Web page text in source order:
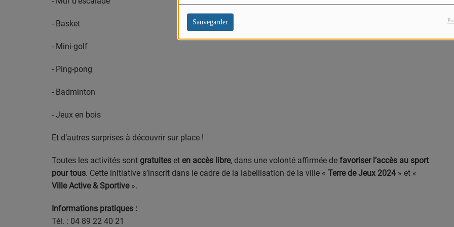
Sauvegarder
- Basket
- Mini-golf
- Ping-pong
- Badminton
- Jeux en bois
Et d’autres surprises à découvrir sur place !
Toutes les activités sont gratuites et en accès libre, dans une volonté affirmée de favoriser l’accès au sport
pour tous. Cette initiative s’inscrit dans le cadre de la labellisation de la ville « Terre de Jeux 2024» et «
Ville Active & Sportive».
Informations pratiques :
Tél. : 04 89 22 40 21